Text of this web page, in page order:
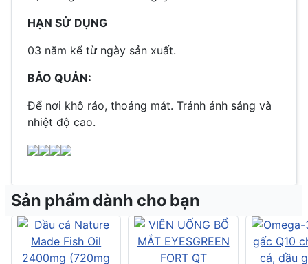
HẠN SỬ DỤNG
03 năm kể từ ngày sản xuất.
BẢO QUẢN:
Để nơi khô ráo, thoáng mát. Tránh ánh sáng và
nhiệt độ cao.
Sản phẩm dành cho bạn